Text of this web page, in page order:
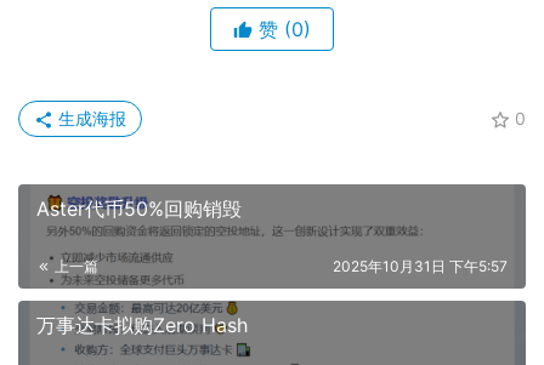
赞 (0)
0
生成海报
Aster代币50%回购销毁
上一篇 2025年10月31日 下午5:57
万事达卡拟购Zero Hash